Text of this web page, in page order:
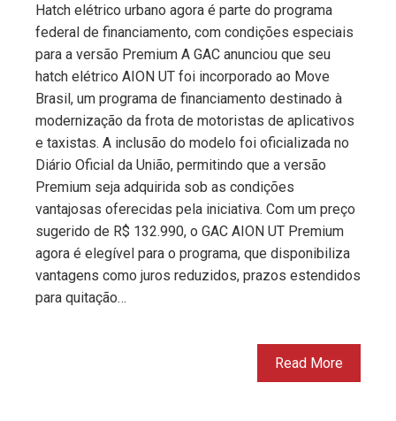
Hatch elétrico urbano agora é parte do programa
federal de financiamento, com condições especiais
para a versão Premium A GAC anunciou que seu
hatch elétrico AION UT foi incorporado ao Move
Brasil, um programa de financiamento destinado à
modernização da frota de motoristas de aplicativos
e taxistas. A inclusão do modelo foi oficializada no
Diário Oficial da União, permitindo que a versão
Premium seja adquirida sob as condições
vantajosas oferecidas pela iniciativa. Com um preço
sugerido de R$ 132.990, o GAC AION UT Premium
agora é elegível para o programa, que disponibiliza
vantagens como juros reduzidos, prazos estendidos
para quitação…
Read More